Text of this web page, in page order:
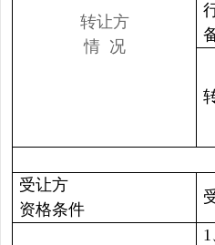
转让方
情 况
受让方
资格条件